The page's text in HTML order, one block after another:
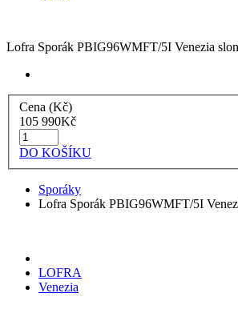
Lofra Sporák PBIG96WMFT/5I Venezia
Cena (Kč)
105 990Kč
DO KOŠÍKU
Sporáky
Lofra Sporák PBIG96WMFT/5I
LOFRA
Venezia